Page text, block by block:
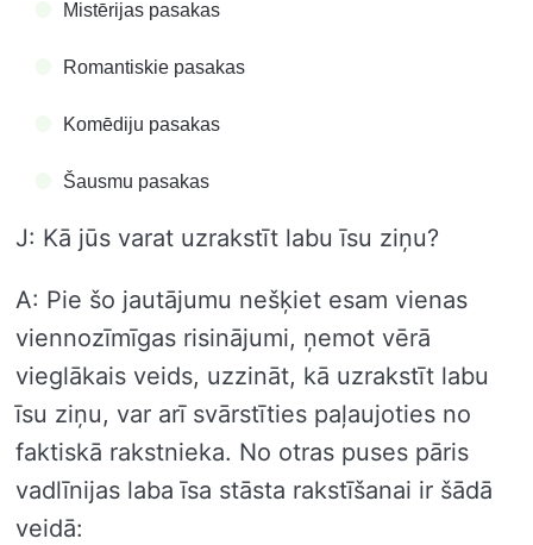
Mistērijas pasakas
Romantiskie pasakas
Komēdiju pasakas
Šausmu pasakas
J: Kā jūs varat uzrakstīt labu īsu ziņu?
A: Pie šo jautājumu nešķiet esam vienas
viennozīmīgas risinājumi, ņemot vērā
vieglākais veids, uzzināt, kā uzrakstīt labu
īsu ziņu, var arī svārstīties paļaujoties no
faktiskā rakstnieka. No otras puses pāris
vadlīnijas laba īsa stāsta rakstīšanai ir šādā
veidā: